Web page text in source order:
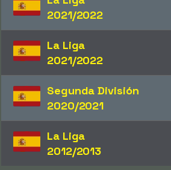
2021/2022
La Liga
2021/2022
Segunda División
2020/2021
La Liga
2012/2013